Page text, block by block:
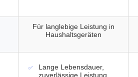
Für langlebige Leistung in
Haushaltsgeräten
Lange Lebensdauer,
zuverlässige Leistung